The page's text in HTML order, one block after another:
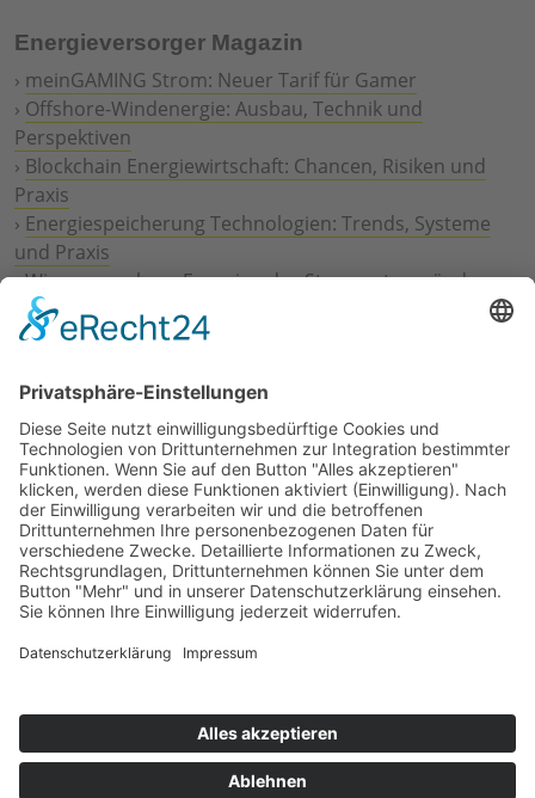
Energieversorger Magazin
› meinGAMING Strom: Neuer Tarif für Gamer
› Offshore-Windenergie: Ausbau, Technik und
Perspektiven
› Blockchain Energiewirtschaft: Chancen, Risiken und
Praxis
› Energiespeicherung Technologien: Trends, Systeme
und Praxis
›Wie erneuerbare Energien das Stromnetz verändern
Digitalisierung Energiewirtschaft: Effizienz, Netze und
Prozesse
Geschäftsmodelle
›Vorstandswechsel Westenergie: Böddeling übernimmt
befristet
›Wasserstoff-Hochlauf: Dialog, Infrastruktur und
konkrete Schritte
›Solaranlage Regenbogenfarben: FC St. Pauli und
LichtBlick installieren erste weltweite Anlage
Jetzt an der STUDIE360 teilnehmen
Wir möchten Transparenz mit einheitlichen Kriterien
kostenlose Teilnahme wichtig. Die Ergebnisse werden
umgehend nach Teilnahme und Auswertung auf
unserer Webseite zur Verfügung gestellt.